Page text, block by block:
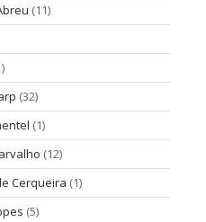
(11)
(32)
(1)
(12)
Cerqueira (1)
(5)